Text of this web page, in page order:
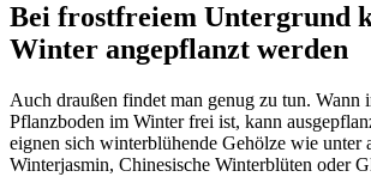
Bei frostfreiem Untergrund
Winter angepflanzt werden
Auch draußen findet man genug zu tun. Wann
Pflanzboden im Winter frei ist, kann
eignen sich winterblühende Gehölze wie unter
Winterjasmin, Chinesische Winterblüten oder